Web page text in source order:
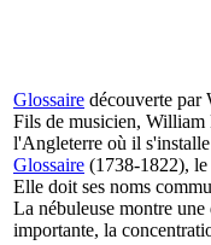
Glossaire découverte par
Fils de musicien, William
l'Angleterre où il
Glossaire (1738-1822),
Elle doit ses noms
La nébuleuse montre
importante, la